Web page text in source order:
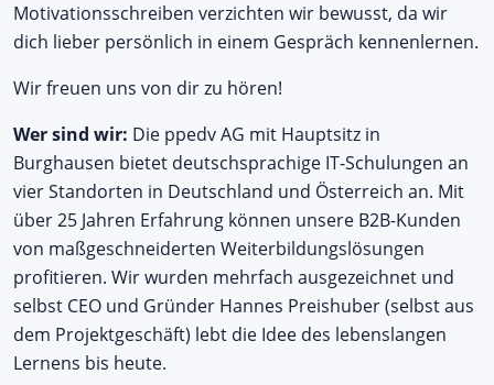
Motivationsschreiben verzichten wir bewusst, da wir
dich lieber persönlich in einem Gespräch kennenlernen.
Wir freuen uns von dir zu hören!
Wer sind wir: Die ppedv AG mit Hauptsitz in
Burghausen bietet deutschsprachige IT-Schulungen an
vier Standorten in Deutschland und Österreich an. Mit
über 25 Jahren Erfahrung können unsere B2B-Kunden
von maßgeschneiderten Weiterbildungslösungen
profitieren. Wir wurden mehrfach ausgezeichnet und
selbst CEO und Gründer Hannes Preishuber (selbst aus
dem Projektgeschäft) lebt die Idee des lebenslangen
Lernens bis heute.